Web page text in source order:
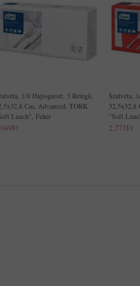
1/4 Hajtogatott, 3 Rétegű,
Cm, Advanced, TORK
Lunch", Fehér
Szalvéta,
32,5x32,8
"Soft
2,771Ft